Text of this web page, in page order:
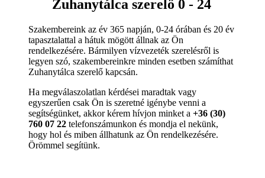
Zuhanytálca szerelő 0 - 24
Szakembereink az év 365 napján, 0-24 órában és 20 év
tapasztalattal a hátuk mögött állnak az Ön
rendelkezésére. Bármilyen vízvezeték szerelésről is
legyen szó, szakembereinkre minden esetben számíthat
Zuhanytálca szerelő kapcsán.
Ha megválaszolatlan kérdései maradtak vagy
egyszerűen csak Ön is szeretné igénybe venni a
segítségünket, akkor kérem hívjon minket a +36 (30)
760 07 22 telefonszámunkon és mondja el nekünk,
hogy hol és miben állhatunk az Ön rendelkezésére.
Örömmel segítünk.